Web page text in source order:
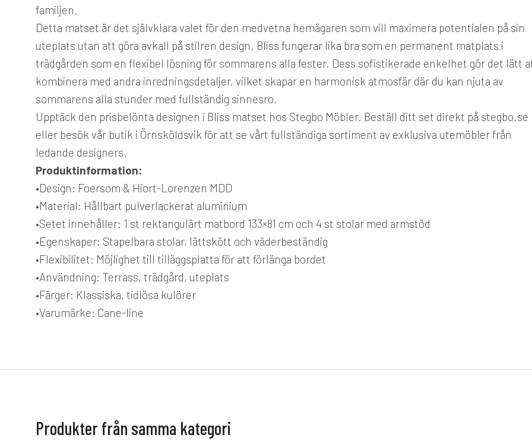
familjen.
Detta matset är det självklara valet för den medvetna hemägaren som vill maximera potentialen på sin
uteplats utan att göra avkall på stilren design. Bliss fungerar lika bra som en permanent matplats i
trädgården som en flexibel lösning för sommarens alla fester. Dess sofistikerade enkelhet gör det lätt
kombinera med andra inredningsdetaljer, vilket skapar en harmonisk atmosfär där du kan njuta av
sommarens alla stunder med fullständig sinnesro.
Upptäck den prisbelönta designen i Bliss matset hos Stegbo Möbler. Beställ ditt set direkt på stegbo.se
eller besök vår butik i Örnsköldsvik för att se vårt fullständiga sortiment av exklusiva utemöbler från
ledande designers.
Produktinformation:
•Design: Foersom & Hiort-Lorenzen MDD
•Material: Hållbart pulverlackerat aluminium
•Setet innehåller: 1 st rektangulärt matbord 133×81 cm och 4 st stolar med armstöd
•Egenskaper: Stapelbara stolar, lättskött och väderbeständig
•Flexibilitet: Möjlighet till tilläggsplatta för att förlänga bordet
•Användning: Terrass, trädgård, uteplats
•Färger: Klassiska, tidlösa kulörer
•Varumärke: Cane-line
Produkter från samma kategori